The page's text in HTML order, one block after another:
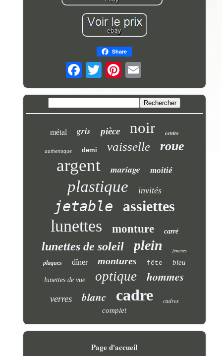
Share
métal gris pièce noir centre
authentique demi vaisselle roue
argent mariage moitié
plastique invités
jetable assiettes
lunettes monture carré
lunettes de soleil plein femmes
plaques dîner montures fête bleu
lunettes de vue optique hommes
verres blanc cadre
cadres
complet
Page d'accueil